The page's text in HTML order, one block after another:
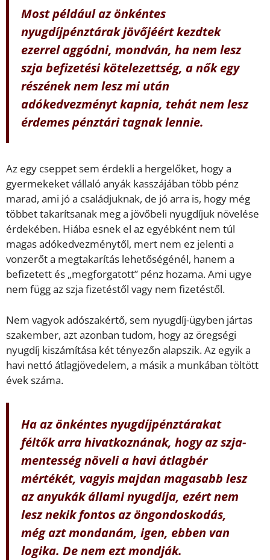
Most például az önkéntes
nyugdíjpénztárak jövőjéért kezdtek
ezerrel aggódni, mondván, ha nem lesz
szja befizetési kötelezettség, a nők egy
részének nem lesz mi után
adókedvezményt kapnia, tehát nem lesz
érdemes pénztári tagnak lennie.
Az egy cseppet sem érdekli a hergelőket, hogy a
gyermekeket vállaló anyák kasszájában több pénz
marad, ami jó a családjuknak, de jó arra is, hogy még
többet takarítsanak meg a jövőbeli nyugdíjuk növelése
érdekében. Hiába esnek el az egyébként nem túl
magas adókedvezménytől, mert nem ez jelenti a
vonzerőt a megtakarítás lehetőségénél, hanem a
befizetett és „megforgatott” pénz hozama. Ami ugye
nem függ az szja fizetéstől vagy nem fizetéstől.
Nem vagyok adószakértő, sem nyugdíj-ügyben jártas
szakember, azt azonban tudom, hogy az öregségi
nyugdíj kiszámítása két tényezőn alapszik. Az egyik a
havi nettó átlagjövedelem, a másik a munkában töltött
évek száma.
Ha az önkéntes nyugdíjpénztárakat
féltők arra hivatkoznának, hogy az szja-
mentesség növeli a havi átlagbér
mértékét, vagyis majdan magasabb lesz
az anyukák állami nyugdíja, ezért nem
lesz nekik fontos az öngondoskodás,
még azt mondanám, igen, ebben van
logika. De nem ezt mondják.